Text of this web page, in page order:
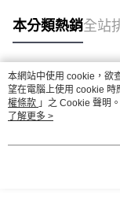
本分類熱銷全站
熱門標籤
本網站中使用 cookie，欲
望在電腦上使用 cookie 時
權條款 」之 Cookie 聲明
用條款之 Cookie 聲明使用
了解更多 >